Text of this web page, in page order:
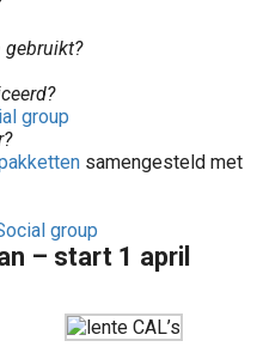
gebruikt?
group
samengesteld met
group
– start 1 april